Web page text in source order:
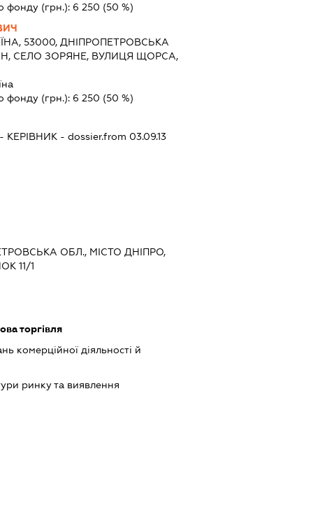
фонду (грн.): 6 250 (50 %)
53000, ДНІПРОПЕТРОВСЬКА
СЕЛО ЗОРЯНЕ, ВУЛИЦЯ ЩОРСА,
фонду (грн.): 6 250 (50 %)
- КЕРІВНИК - dossier.from 03.09.13
ОБЛ., МІСТО ДНІПРО,
11/1
торгівля
комерційної діяльності й
ринку та виявлення